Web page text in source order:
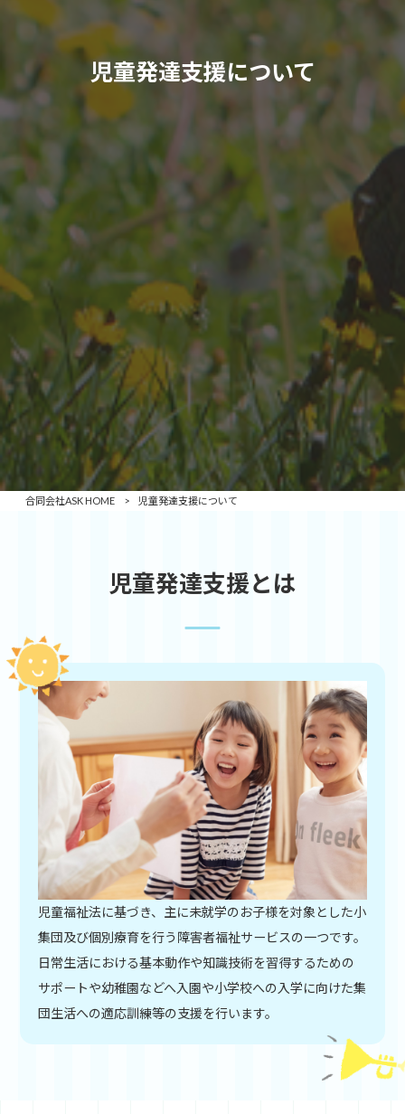
児童発達支援について
合同会社ASK HOME > 児童発達支援について
児童発達支援とは
児童福祉法に基づき、主に未就学のお子様を対象とした小
集団及び個別療育を行う障害者福祉サービスの一つです。
日常生活における基本動作や知識技術を習得するための
サポートや幼稚園などへ入園や小学校への入学に向けた集
団生活への適応訓練等の支援を行います。